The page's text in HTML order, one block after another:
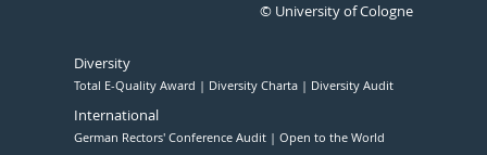
© University of Cologne
Diversity
Total E-Quality Award Diversity Charta Diversity Audit
International
German Rectors' Conference Audit Open to the World